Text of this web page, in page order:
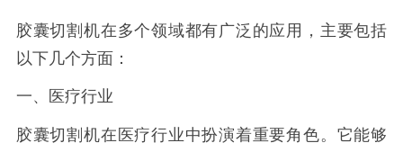
胶囊切割机在多个领域都有广泛的应用，主要包括
以下几个方面：
一、医疗行业
胶囊切割机在医疗行业中扮演着重要角色。它能够